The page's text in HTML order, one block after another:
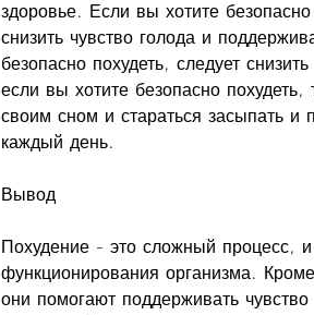
здоровье. Если вы хотите
снизить чувство голода и
безопасно похудеть, следует
если вы хотите безопасно похудеть,
своим сном и стараться засыпать
каждый день.
Вывод
Похудение - это сложный процесс,
функционирования организма.
они помогают поддерживать